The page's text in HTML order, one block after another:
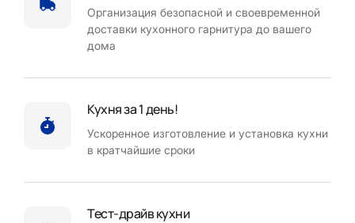
Организация безопасной и своевременной
доставки кухонного гарнитура до вашего
дома
Кухня за 1 день!
Ускоренное изготовление и установка кухни
в кратчайшие сроки
Тест-драйв кухни